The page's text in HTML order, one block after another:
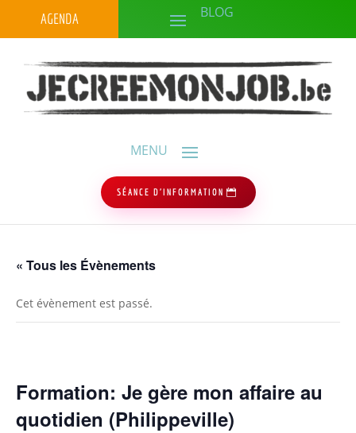
AGENDA
SÉANCE D'INFORMATION
« Tous les Évènements
Cet évènement est passé.
Formation: Je gère mon affaire au
quotidien (Philippeville)